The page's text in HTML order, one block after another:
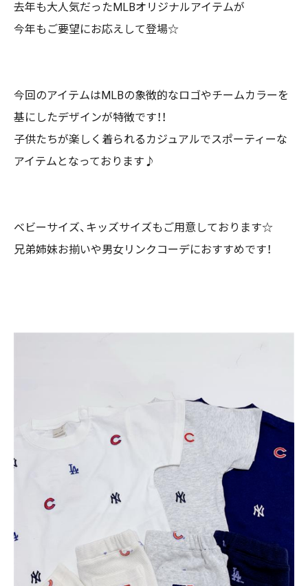
去年も大人気だったMLBオリジナルアイテムが
今年もご要望にお応えして登場☆
今回のアイテムはMLBの象徴的なロゴやチームカラーを
基にしたデザインが特徴です！！
子供たちが楽しく着られるカジュアルでスポーティーな
アイテムとなっております♪
ベビーサイズ、キッズサイズもご用意しております☆
兄弟姉妹お揃いや男女リンクコーデにおすすめです！